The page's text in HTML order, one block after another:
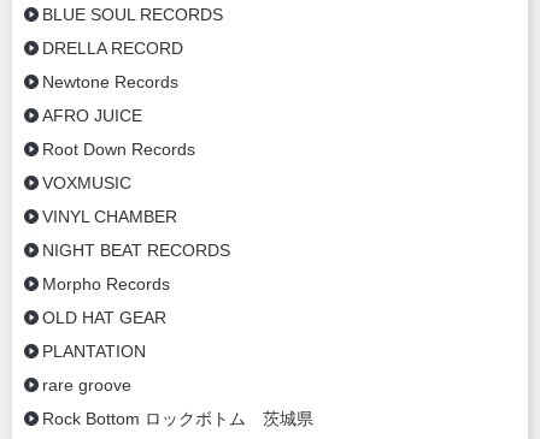
BLUE SOUL RECORDS
DRELLA RECORD
Newtone Records
AFRO JUICE
Root Down Records
VOXMUSIC
VINYL CHAMBER
NIGHT BEAT RECORDS
Morpho Records
OLD HAT GEAR
PLANTATION
rare groove
Rock Bottom ロックボトム 茨城県